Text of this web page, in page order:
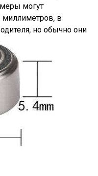
могут
миллиметров, в
но обычно они